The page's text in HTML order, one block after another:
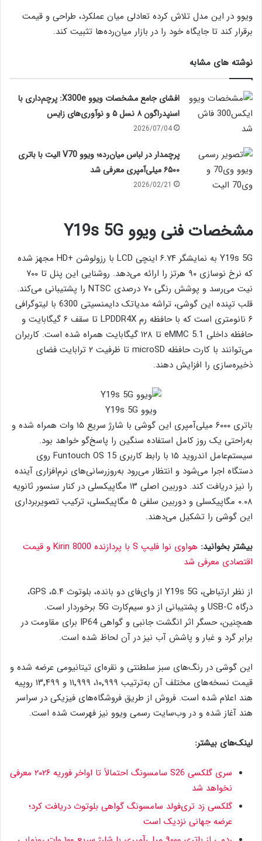
ویوو در این مدل تلاش کرده تعادلی میان عملکرد، طراحی و قیمت
برقرار کند تا جایگاه خود را در بازار میان‌رده‌ها تثبیت کند.
نوشته های مشابه
افشای جامع مشخصات ویوو X300e: پرچم‌داری با
اسنپدراگون ۸ نسل ۵ و نوآوری‌های زایس
2026/07/04
پرچمدار در لباس میان‌رده؛ ویوو V70 الیت با باتری
۶۵۰۰ میلی‌آمپری معرفی شد
2026/02/21
مشخصات فنی ویوو Y19s 5G
Y19s 5G به نمایشگر ۶.۷۴ اینچی LCD با رزولوشن +HD مجهز شده
که نرخ نوسازی ۹۰ هرتز را ارائه می‌دهد. روشنایی این پنل تا ۷۰۰
نیت می‌رسد و پوشش رنگی ۷۰ درصدی NTSC را پشتیبانی می‌کند.
قلب تپنده این گوشی، تراشه مدیاتک دایمنسیتی 6300 با لیتوگرافی
۶ نانومتری است که با حافظه رم LPDDR4X تا سقف ۶ گیگابایت و
حافظه داخلی eMMC 5.1 تا ۱۲۸ گیگابایت همراه شده است. کاربران
می‌توانند با کارت حافظه microSD تا ظرفیت ۲ ترابایت فضای
ذخیره‌سازی را افزایش دهند.
ویوو Y19s 5G
باتری ۶۰۰۰ میلی‌آمپری این گوشی با شارژ سریع ۱۵ وات همراه شده و
به‌راحتی یک روز کامل استفاده سنگین را پاسخ‌گو خواهد بود.
سیستم‌عامل اندروید ۱۵ با رابط کاربری Funtouch OS 15 روی
دستگاه اجرا می‌شود و انتظار می‌رود به‌روزرسانی‌های نرم‌افزاری آینده
را نیز دریافت کند. دوربین اصلی ۱۳ مگاپیکسلی در کنار سنسور ثانویه
۰.۰۸ مگاپیکسلی و دوربین سلفی ۵ مگاپیکسلی، ترکیب تصویربرداری
این گوشی را تشکیل می‌دهند.
بیشتر بخوانید:
هواوی نوا فلیپ S با پردازنده Kirin 8000 و قیمت
اقتصادی معرفی شد
از نظر ارتباطی، Y19s 5G از وای‌فای دو بانده، بلوتوث ۵.۴، GPS،
درگاه USB-C و پشتیبانی از دو سیم‌کارت 5G برخوردار است.
همچنین، حسگر اثر انگشت جانبی و گواهی IP64 برای مقاومت در
برابر گرد و غبار و پاشش آب نیز در آن لحاظ شده است.
این گوشی در رنگ‌های سبز سلطنتی و نقره‌ای تیتانیومی عرضه شده و
قیمت نسخه‌های مختلف آن به‌ترتیب ۱۰٬۹۹۹، ۱۱٬۹۹۹ و ۱۳٬۴۹۹ روپیه
هند اعلام شده است. فروش از طریق فروشگاه‌های فیزیکی در سراسر
هند آغاز شده و در وب‌سایت رسمی ویوو نیز فهرست شده است.
لینک‌های بیشتر:
سری گلکسی S26 سامسونگ احتمالاً تا اواخر فوریه ۲۰۲۶ معرفی
نخواهد شد
گلکسی زد تری‌فولد سامسونگ گواهی بلوتوث دریافت کرد؛
عرضه جهانی نزدیک است